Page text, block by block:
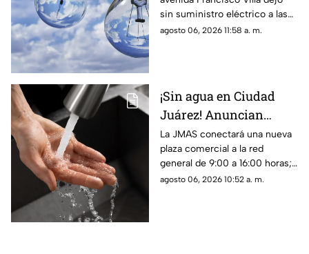
transformador
sin suministro eléctrico a las
colonias Altavista, Insurgentes
agosto 06, 2026 11:58 a. m.
¡Sin agua en Ciudad
Juárez! Anuncian
suspensión del servicio
para este viernes 7 de
agosto
La JMAS conectará una nueva
plaza comercial a la red
general de 9:00 a 16:00 horas;
habrá baja presión, suspensión
agosto 06, 2026 10:52 a. m.